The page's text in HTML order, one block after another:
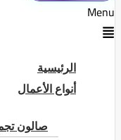
Menu
الرئيسية
أنواع الأعمال
صالون